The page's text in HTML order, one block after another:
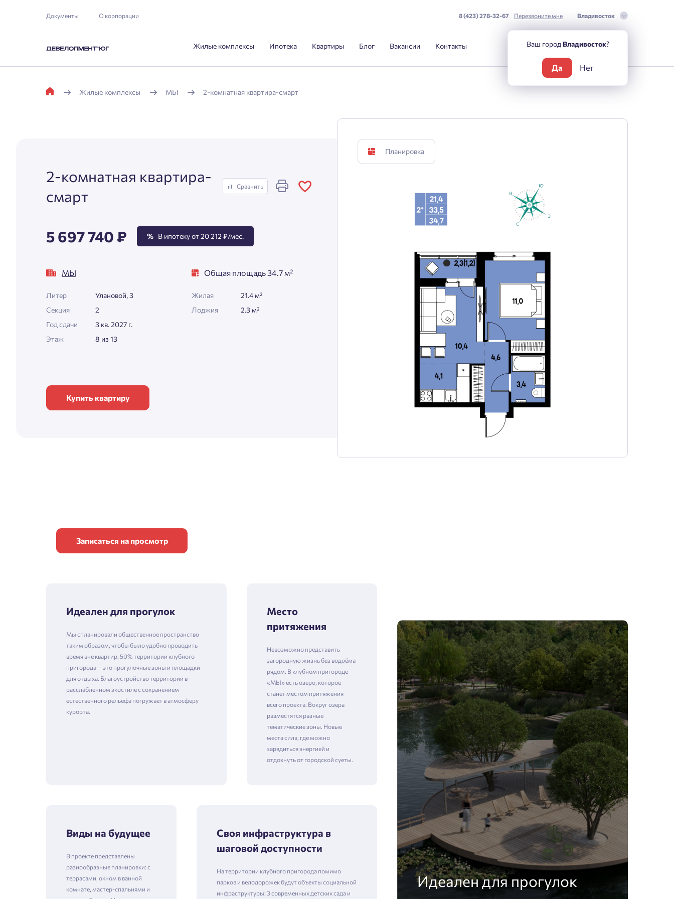
Документы О корпорации 8 (423) 278-32-67 Перезвоните мне Владивосток
Жилые комплексы Ипотека Квартиры Блог Вакансии Контакты
Жилые комплексы МЫ 2-комнатная квартира-смарт
2-комнатная квартира-
смарт
Сравнить
5 697 740 ₽ % В ипотеку от 20 212 ₽/мес.
МЫ
Литер
Улановой, 3
Секция
2
Год сдачи
3 кв. 2027 г.
Этаж
8 из 13
Общая площадь 34.7 м²
Жилая
21.4 м²
Лоджия
2.3 м²
Купить квартиру
Планировка
Записаться на просмотр
Идеален для прогулок
Мы спланировали общественное пространство
таким образом, чтобы было удобно проводить
время вне квартир. 50% территории клубного
пригорода — это прогулочные зоны и площадки
для отдыха. Благоустройство территории в
расслабленном экостиле с сохранением
естественного рельефа погружает в атмосферу
курорта.
Место
притяжения
Невозможно представить
загородную жизнь без водоёма
рядом. В клубном пригороде
«МЫ» есть озеро, которое
станет местом притяжения
всего проекта. Вокруг озера
разместятся разные
тематические зоны. Новые
места сила, где можно
зарядиться энергией и
отдохнуть от городской суеты.
Виды на будущее
В проекте представлены
разнообразные планировки: с
террасами, окном в ванной
комнате, мастер-спальнями и
Своя инфраструктура в
шаговой доступности
На территории клубного пригорода помимо
парков и велодорожек будут объекты социальной
инфраструктуры: 3 современных детских сада и
Идеален для прогулок
Ваш город Владивосток?
Да Нет